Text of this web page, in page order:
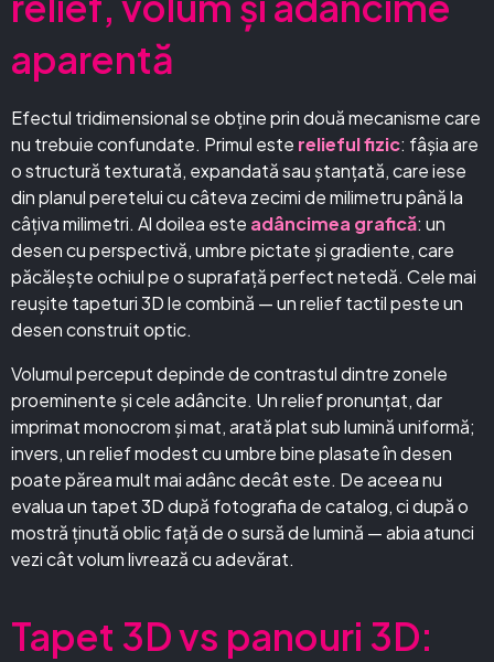
aparentă
Efectul tridimensional se obține prin două mecanisme care
nu trebuie confundate. Primul este relieful fizic: fâșia are
o structură texturată, expandată sau ștanțată, care iese
din planul peretelui cu câteva zecimi de milimetru până la
câțiva milimetri. Al doilea este adâncimea grafică: un
desen cu perspectivă, umbre pictate și gradiente, care
păcălește ochiul pe o suprafață perfect netedă. Cele mai
reușite tapeturi 3D le combină — un relief tactil peste un
desen construit optic.
Volumul perceput depinde de contrastul dintre zonele
proeminente și cele adâncite. Un relief pronunțat, dar
imprimat monocrom și mat, arată plat sub lumină uniformă;
invers, un relief modest cu umbre bine plasate în desen
poate părea mult mai adânc decât este. De aceea nu
evalua un tapet 3D după fotografia de catalog, ci după o
mostră ținută oblic față de o sursă de lumină — abia atunci
vezi cât volum livrează cu adevărat.
Tapet 3D vs panouri 3D: